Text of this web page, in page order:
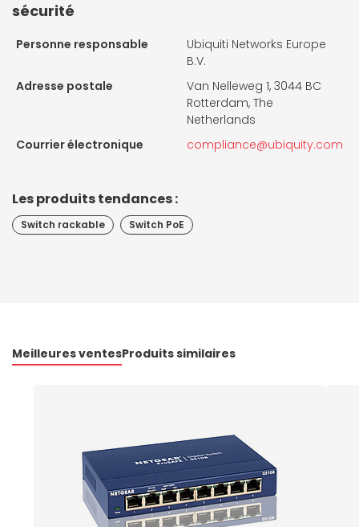
sécurité
Personne responsable
Ubiquiti Networks Europe
B.V.
Adresse postale
Van Nelleweg 1, 3044 BC
Rotterdam, The
Netherlands
Courrier électronique
compliance@ubiquity.com
Les produits tendances :
Switch rackable Switch PoE
Meilleures ventesProduits similaires